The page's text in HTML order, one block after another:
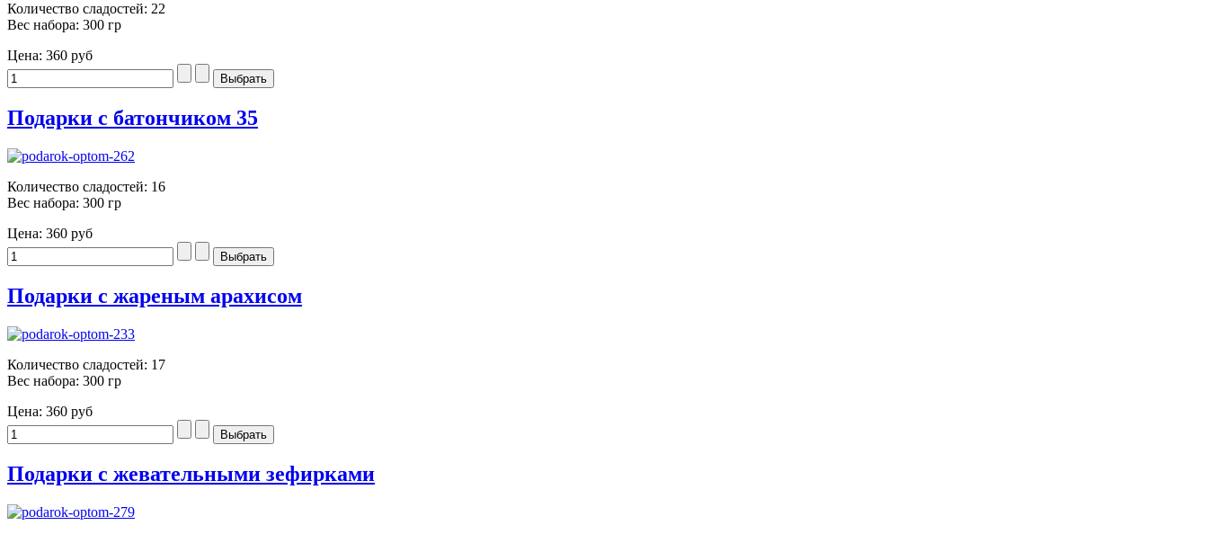
Количество сладостей: 22
Вес набора: 300 гр
Цена: 360 руб
Подарки с батончиком 35
Количество сладостей: 16
Вес набора: 300 гр
Цена: 360 руб
Подарки с жареным арахисом
Количество сладостей: 17
Вес набора: 300 гр
Цена: 360 руб
Подарки с жевательными зефирками